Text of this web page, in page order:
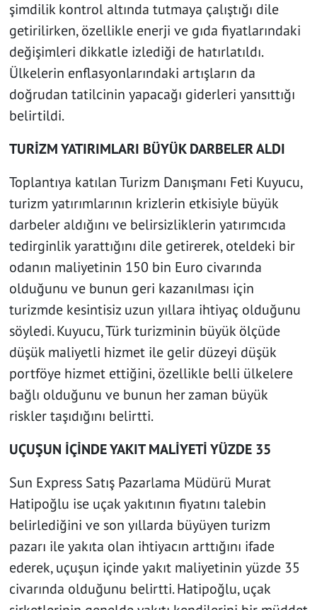
şimdilik kontrol altında tutmaya çalıştığı dile
getirilirken, özellikle enerji ve gıda fiyatlarındaki
değişimleri dikkatle izlediği de hatırlatıldı.
Ülkelerin enflasyonlarındaki artışların da
doğrudan tatilcinin yapacağı giderleri yansıttığı
belirtildi.
TURİZM YATIRIMLARI BÜYÜK DARBELER ALDI
Toplantıya katılan Turizm Danışmanı Feti Kuyucu,
turizm yatırımlarının krizlerin etkisiyle büyük
darbeler aldığını ve belirsizliklerin yatırımcıda
tedirginlik yarattığını dile getirerek, oteldeki bir
odanın maliyetinin 150 bin Euro civarında
olduğunu ve bunun geri kazanılması için
turizmde kesintisiz uzun yıllara ihtiyaç olduğunu
söyledi. Kuyucu, Türk turizminin büyük ölçüde
düşük maliyetli hizmet ile gelir düzeyi düşük
portföye hizmet ettiğini, özellikle belli ülkelere
bağlı olduğunu ve bunun her zaman büyük
riskler taşıdığını belirtti.
UÇUŞUN İÇİNDE YAKIT MALİYETİ YÜZDE 35
Sun Express Satış Pazarlama Müdürü Murat
Hatipoğlu ise uçak yakıtının fiyatını talebin
belirlediğini ve son yıllarda büyüyen turizm
pazarı ile yakıta olan ihtiyacın arttığını ifade
ederek, uçuşun içinde yakıt maliyetinin yüzde 35
civarında olduğunu belirtti. Hatipoğlu, uçak